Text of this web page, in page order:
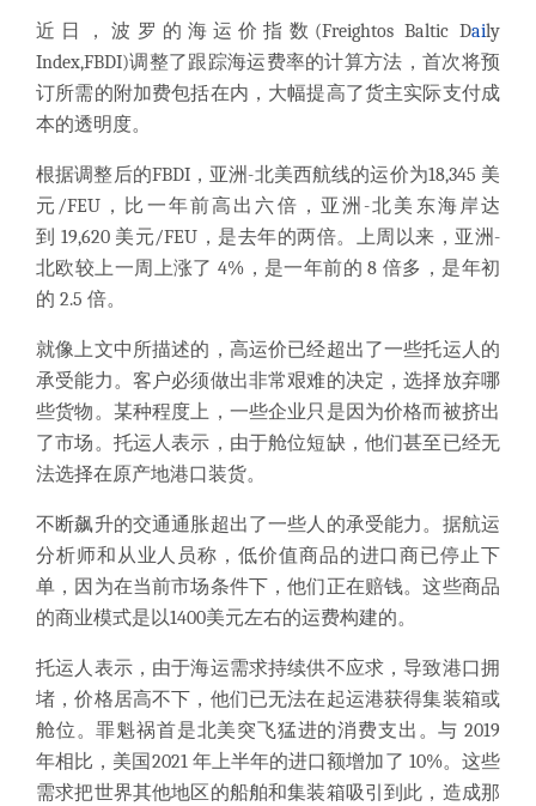
近日，波罗的海运价指数(Freightos Baltic Daily
Index,FBDI)调整了跟踪海运费率的计算方法，首次将预
订所需的附加费包括在内 ，大幅提高了货主实际支付成
本的透明度。
根据调整后的FBDI，亚洲-北美西航线的运价为18,345 美
元/FEU ，比一年前高出六倍，亚洲-北美东海岸达
到 19,620 美元/FEU ，是去年的两倍。上周以来，亚洲-
北欧较上一周上涨了 4%， 是一年前的 8 倍多，是年初
的 2.5 倍。
就像上文中所描述的， 高运价已经超出了一些托运人的
承受能力。 客户必须做出非常艰难的决定，选择放弃哪
些货物。某种程度上，一些企业只是因为价格而被挤出
了市场。 托运人表示，由于舱位短缺，他们甚至已经无
法选择在原产地港口装货。
不断飙升的交通通胀超出了一些人的承受能力。 据航运
分析师和从业人员称，低价值商品的进口商已停止下
单，因为在当前市场条件下，他们正在赔钱。这些商品
的商业模式是以1400美元左右的运费构建的。
托运人表示， 由于海运需求持续供不应求，导致港口拥
堵，价格居高不下，他们已无法在起运港获得集装箱或
舱位。罪魁祸首是北美突飞猛进的消费支出。与 2019
年相比，美国2021 年上半年的进口额增加了 10%。这些
需求把世界其他地区的船舶和集装箱吸引到此，造成那